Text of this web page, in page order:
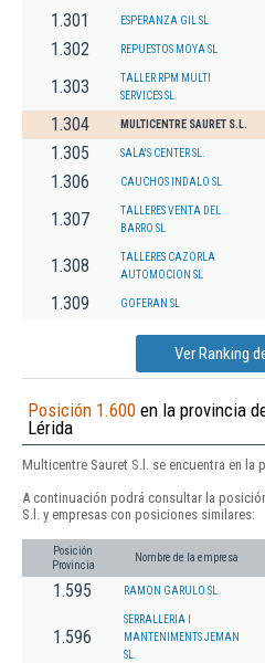
1.301 ESPERANZA GIL SL
1.302 REPUESTOS MOYA SL
1.303
TALLER RPM MULTI
SERVICES SL.
1.304 MULTICENTRE SAURET S.L.
1.305 SALA'S CENTER SL.
1.306 CAUCHOS INDALO SL
1.307
TALLERES VENTA DEL
BARRO SL
1.308
TALLERES CAZORLA
AUTOMOCION SL
1.309 GOFERAN SL
Ver Ranking
Posición 1.600 en la provincia
Lérida
Multicentre Sauret S.l. se encuentra en la
A continuación podrá consultar la
S.l. y empresas con posiciones similares:
Posición
Provincia
Nombre de la empresa
1.595 RAMON GARULO SL.
1.596
SERRALLERIA I
MANTENIMENTS JEMAN
SL.